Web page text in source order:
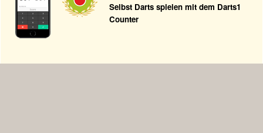
Selbst Darts spielen mit dem Darts1
Counter